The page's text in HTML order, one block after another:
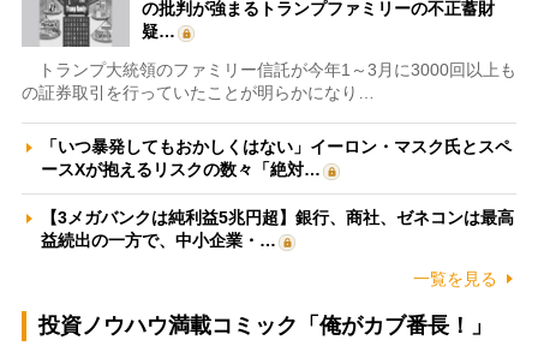
の批判が強まるトランプファミリーの不正蓄財
疑…
トランプ大統領のファミリー信託が今年1～3月に3000回以上も
の証券取引を行っていたことが明らかになり…
「いつ暴発してもおかしくはない」イーロン・マスク氏とスペ
ースXが抱えるリスクの数々「絶対…
【3メガバンクは純利益5兆円超】銀行、商社、ゼネコンは最高
益続出の一方で、中小企業・…
一覧を見る
投資ノウハウ満載コミック「俺がカブ番長！」